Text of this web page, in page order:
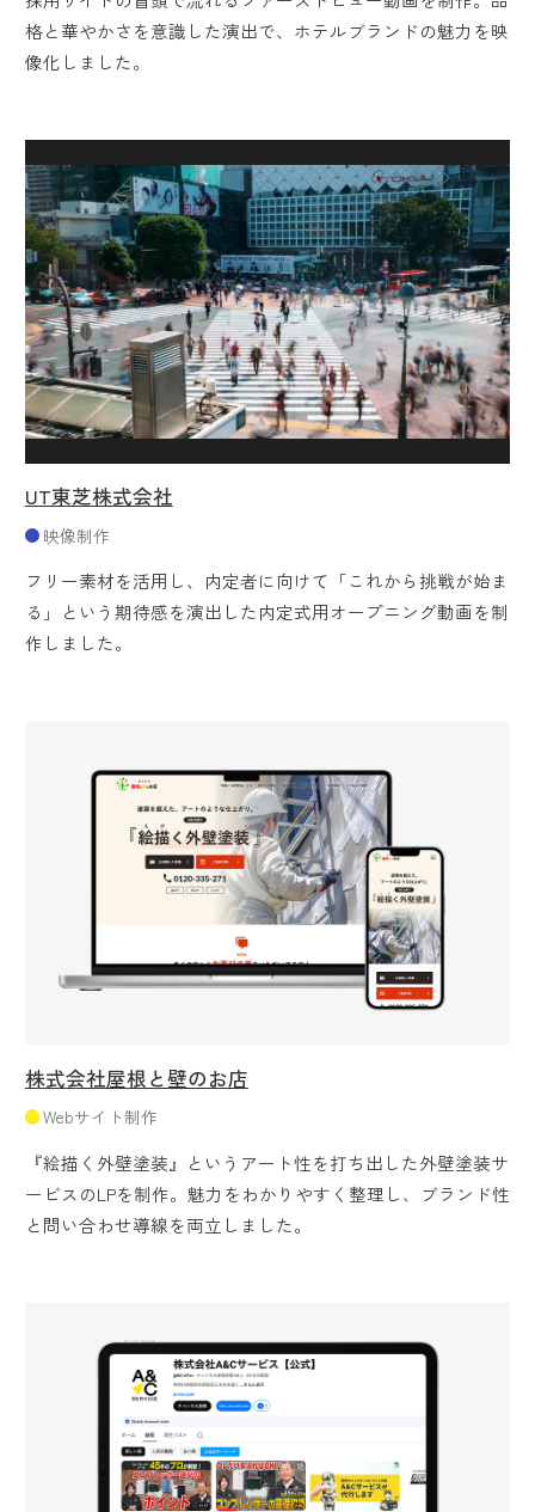
格と華やかさを意識した演出で、ホテルブランドの魅力を映
像化しました。
UT東芝株式会社
映像制作
フリー素材を活用し、内定者に向けて「これから挑戦が始ま
る」という期待感を演出した内定式用オープニング動画を制
作しました。
株式会社屋根と壁のお店
Webサイト制作
『絵描く外壁塗装』というアート性を打ち出した外壁塗装サ
ービスのLPを制作。魅力をわかりやすく整理し、ブランド性
と問い合わせ導線を両立しました。